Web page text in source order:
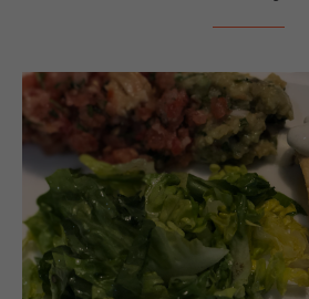
Zurück